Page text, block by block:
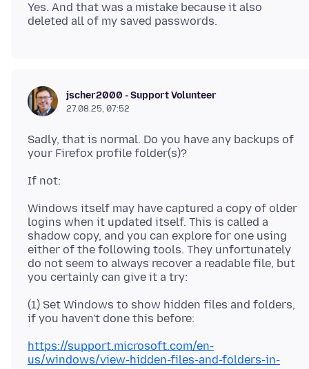
Yes. And that was a mistake because it also
jscher2000 - Support Volunteer
27.08.25, 07:52
Sadly, that is normal. Do you have any backups of
Windows itself may have captured a copy of older
logins when it updated itself. This is called a
shadow copy, and you can explore for one using
either of the following tools. They unfortunately
do not seem to always recover a readable file, but
(1) Set Windows to show hidden files and folders,
https://support.microsoft.com/en-
us/windows/view-hidden-files-and-folders-in-